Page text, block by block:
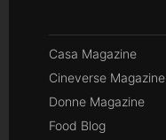
Casa Magazine
Cineverse Magazine
Donne Magazine
Food Blog